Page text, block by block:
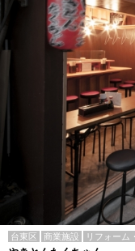
台東区 商業施設 リフォーム